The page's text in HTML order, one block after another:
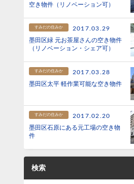
空き物件（リノベーション可）
すみだの住みか
2017.03.29
墨田区緑 元お茶屋さんの空き物件
（リノベーション・シェア可）
すみだの住みか
2017.03.28
墨田区太平 軽作業可能な空き物件
すみだの住みか
2017.02.20
墨田区石原にある元工場の空き物
件
検索